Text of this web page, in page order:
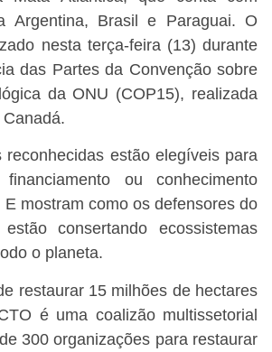
Argentina, Brasil e Paraguai. O
nesta terça-feira (13) durante
das Partes da Convenção sobre
da ONU (COP15), realizada
reconhecidas estão elegíveis para
ou conhecimento
mostram como os defensores do
consertando ecossistemas
o planeta.
restaurar 15 milhões de hectares
é uma coalizão multissetorial
300 organizações para restaurar